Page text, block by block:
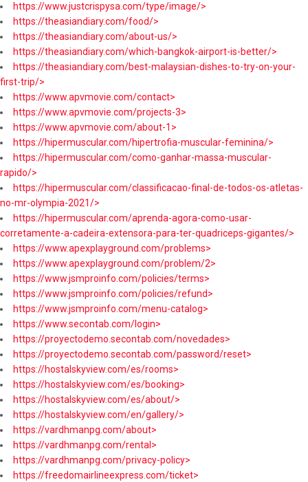
https://www.justcrispysa.com/type/image/>
https://theasiandiary.com/food/>
https://theasiandiary.com/about-us/>
https://theasiandiary.com/which-bangkok-airport-is-better/>
https://theasiandiary.com/best-malaysian-dishes-to-try-on-your-
first-trip/>
https://www.apvmovie.com/contact>
https://www.apvmovie.com/projects-3>
https://www.apvmovie.com/about-1>
https://hipermuscular.com/hipertrofia-muscular-feminina/>
https://hipermuscular.com/como-ganhar-massa-muscular-
rapido/>
https://hipermuscular.com/classificacao-final-de-todos-os-atletas-
no-mr-olympia-2021/>
https://hipermuscular.com/aprenda-agora-como-usar-
corretamente-a-cadeira-extensora-para-ter-quadriceps-gigantes/>
https://www.apexplayground.com/problems>
https://www.apexplayground.com/problem/2>
https://www.jsmproinfo.com/policies/terms>
https://www.jsmproinfo.com/policies/refund>
https://www.jsmproinfo.com/menu-catalog>
https://www.secontab.com/login>
https://proyectodemo.secontab.com/novedades>
https://proyectodemo.secontab.com/password/reset>
https://hostalskyview.com/es/rooms>
https://hostalskyview.com/es/booking>
https://hostalskyview.com/es/about/>
https://hostalskyview.com/en/gallery/>
https://vardhmanpg.com/about>
https://vardhmanpg.com/rental>
https://vardhmanpg.com/privacy-policy>
https://freedomairlineexpress.com/ticket>